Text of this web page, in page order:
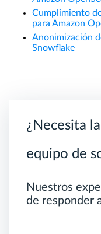
Cumplimiento
para Amazon
Anonimización
Snowflake
¿Necesita
equipo de
Nuestros
de responder